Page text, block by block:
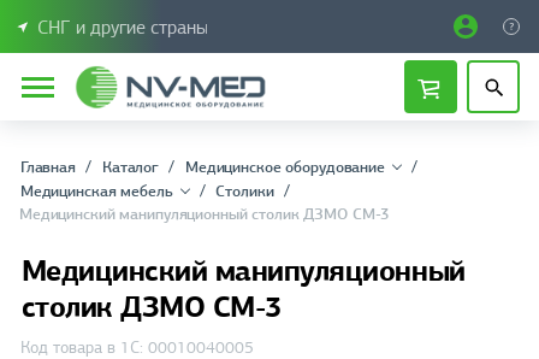
СНГ и другие страны
Главная Каталог
Медицинское оборудование
Медицинская мебель
Столики
Медицинский манипуляционный столик ДЗМО СМ-3
Медицинский манипуляционный
столик ДЗМО СМ-3
Код товара в 1С: 00010040005